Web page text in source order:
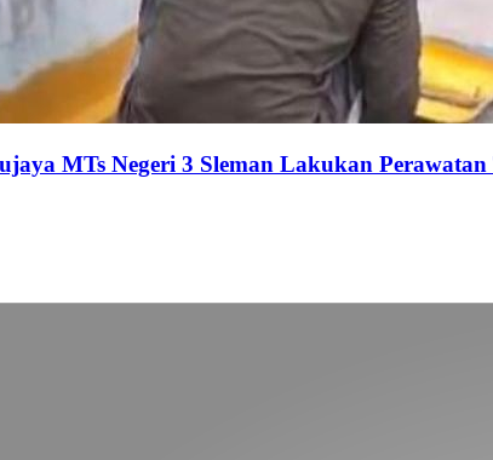
MTs Negeri 3 Sleman Lakukan Perawatan